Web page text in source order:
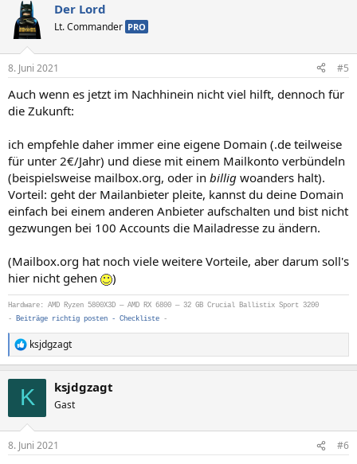
t
i
e
:
Der Lord
Lt. Commander PRO
8. Juni 2021 #5
Auch wenn es jetzt im Nachhinein nicht viel hilft, dennoch für
die Zukunft:
ich empfehle daher immer eine eigene Domain (.de teilweise
für unter 2€/Jahr) und diese mit einem Mailkonto verbündeln
(beispielsweise mailbox.org, oder in billig woanders halt).
Vorteil: geht der Mailanbieter pleite, kannst du deine Domain
einfach bei einem anderen Anbieter aufschalten und bist nicht
gezwungen bei 100 Accounts die Mailadresse zu ändern.
(Mailbox.org hat noch viele weitere Vorteile, aber darum soll's
hier nicht gehen
)
Hardware: AMD Ryzen 5800X3D — AMD RX 6800 — 32 GB Crucial Ballistix Sport 3200
- Beiträge richtig posten - Checkliste -
R
e
e
ksjdgzagt
K ksjdgzagt
Gast
8. Juni 2021 #6